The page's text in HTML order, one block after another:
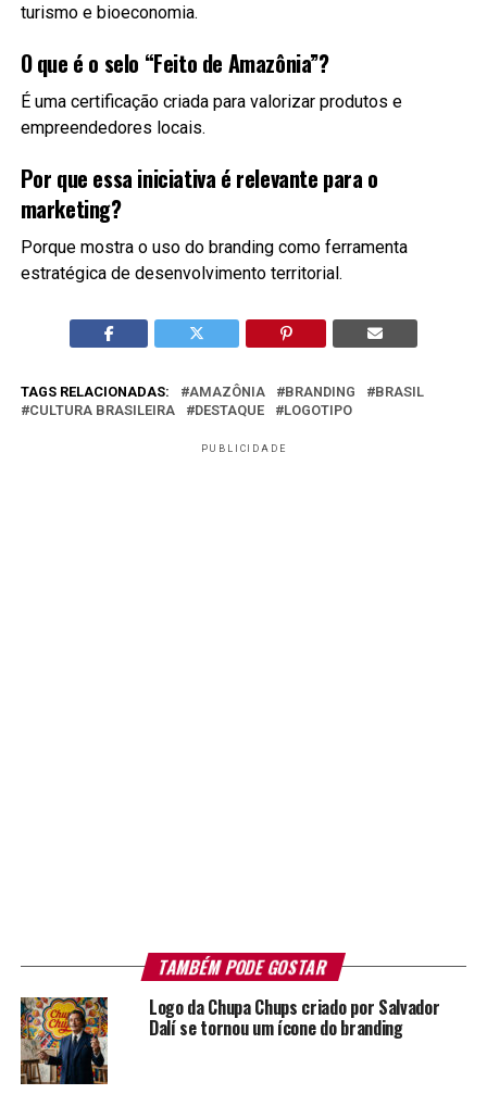
turismo e bioeconomia.
O que é o selo “Feito de Amazônia”?
É uma certificação criada para valorizar produtos e
empreendedores locais.
Por que essa iniciativa é relevante para o
marketing?
Porque mostra o uso do branding como ferramenta
estratégica de desenvolvimento territorial.
TAGS RELACIONADAS: AMAZÔNIA BRANDING
BRASIL
CULTURA BRASILEIRA
DESTAQUE LOGOTIPO
PUBLICIDADE
TAMBÉM PODE GOSTAR
Logo da Chupa Chups criado por Salvador
Dalí se tornou um ícone do branding